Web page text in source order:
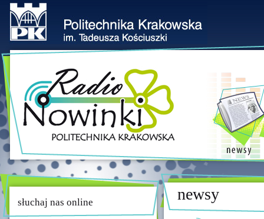
słuchaj nas online newsy